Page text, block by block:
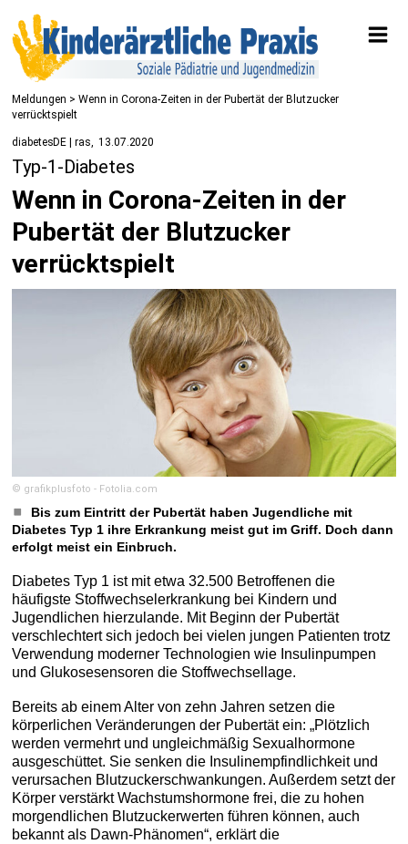
Meldungen > Wenn in Corona-Zeiten in der Pubertät der Blutzucker
verrücktspielt
diabetesDE | ras 13.07.2020
Typ-1-Diabetes
Wenn in Corona-Zeiten in der
Pubertät der Blutzucker
verrücktspielt
© grafikplusfoto - Fotolia.com
Bis zum Eintritt der Pubertät haben Jugendliche mit
Diabetes Typ 1 ihre Erkrankung meist gut im Griff. Doch dann
erfolgt meist ein Einbruch.
Diabetes Typ 1 ist mit etwa 32.500 Betroffenen die
häufigste Stoffwechselerkrankung bei Kindern und
Jugendlichen hierzulande. Mit Beginn der Pubertät
verschlechtert sich jedoch bei vielen jungen Patienten trotz
Verwendung moderner Technologien wie Insulinpumpen
und Glukosesensoren die Stoffwechsellage.
Bereits ab einem Alter von zehn Jahren setzen die
körperlichen Veränderungen der Pubertät ein: „Plötzlich
werden vermehrt und ungleichmäßig Sexualhormone
ausgeschüttet. Sie senken die Insulinempfindlichkeit und
verursachen Blutzuckerschwankungen. Außerdem setzt der
Körper verstärkt Wachstumshormone frei, die zu hohen
morgendlichen Blutzuckerwerten führen können, auch
bekannt als Dawn-Phänomen“, erklärt die